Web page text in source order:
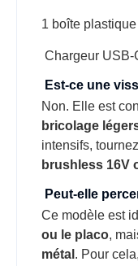
1 boîte
Chargeur USB-
Est-ce une
Non. Elle est
bricolage
intensifs,
brushless 16V
Peut-elle
Ce modèle est
ou le placo,
métal . Pour